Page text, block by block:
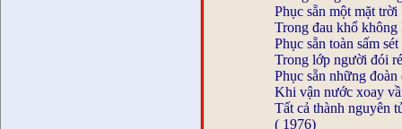
Phục sẵn một mặt trời
Trong đau khổ không
Phục sẵn toàn sấm sét
Trong lớp người đói
Phục sẵn những đoàn
Khi vận nước xoay
Tất cả thành nguyên
( 1976)